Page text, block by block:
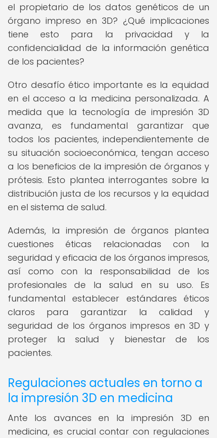
el propietario de los datos genéticos de un
órgano impreso en 3D? ¿Qué implicaciones
tiene esto para la privacidad y la
confidencialidad de la información genética
de los pacientes?
Otro desafío ético importante es la equidad
en el acceso a la medicina personalizada. A
medida que la tecnología de impresión 3D
avanza, es fundamental garantizar que
todos los pacientes, independientemente de
su situación socioeconómica, tengan acceso
a los beneficios de la impresión de órganos y
prótesis. Esto plantea interrogantes sobre la
distribución justa de los recursos y la equidad
en el sistema de salud.
Además, la impresión de órganos plantea
cuestiones éticas relacionadas con la
seguridad y eficacia de los órganos impresos,
así como con la responsabilidad de los
profesionales de la salud en su uso. Es
fundamental establecer estándares éticos
claros para garantizar la calidad y
seguridad de los órganos impresos en 3D y
proteger la salud y bienestar de los
pacientes.
Regulaciones actuales en torno a
la impresión 3D en medicina
Ante los avances en la impresión 3D en
medicina, es crucial contar con regulaciones